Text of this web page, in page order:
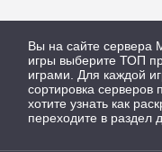
Вы на сайте сервера
игры выберите ТОП
играми. Для каждой
сортировка серверов
хотите узнать как
переходите в раздел